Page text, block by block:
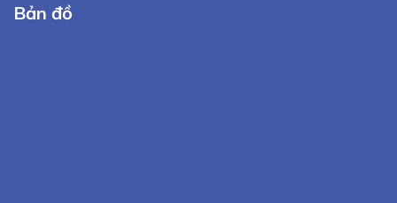
Bản đồ